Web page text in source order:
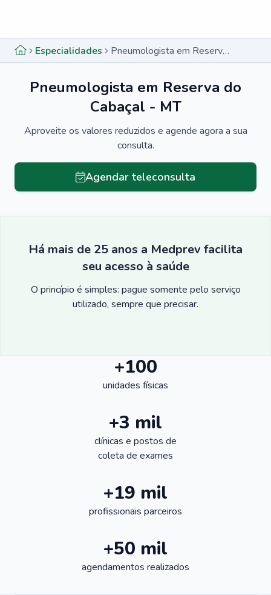
Especialidades Pneumologista em Reserva do Cabaçal - MT
Pneumologista em Reserva do
Cabaçal - MT
Aproveite os valores reduzidos e agende agora a sua
consulta.
Agendar teleconsulta
Há mais de 25 anos a Medprev facilita
seu acesso à saúde
O princípio é simples: pague somente pelo serviço
utilizado, sempre que precisar.
+100
unidades físicas
+3 mil
clínicas e postos de
coleta de exames
+19 mil
profissionais parceiros
+50 mil
agendamentos realizados